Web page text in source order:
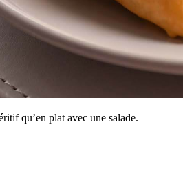
qu’en plat avec une salade.